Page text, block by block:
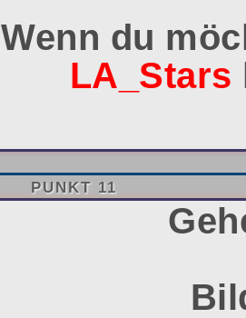
Wenn du
LA_Stars
PUNKT 11